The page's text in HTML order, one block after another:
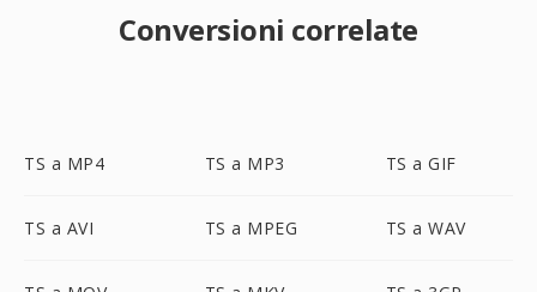
Conversioni correlate
TS a MP4 TS a MP3 TS a GIF
TS a AVI TS a MPEG TS a WAV